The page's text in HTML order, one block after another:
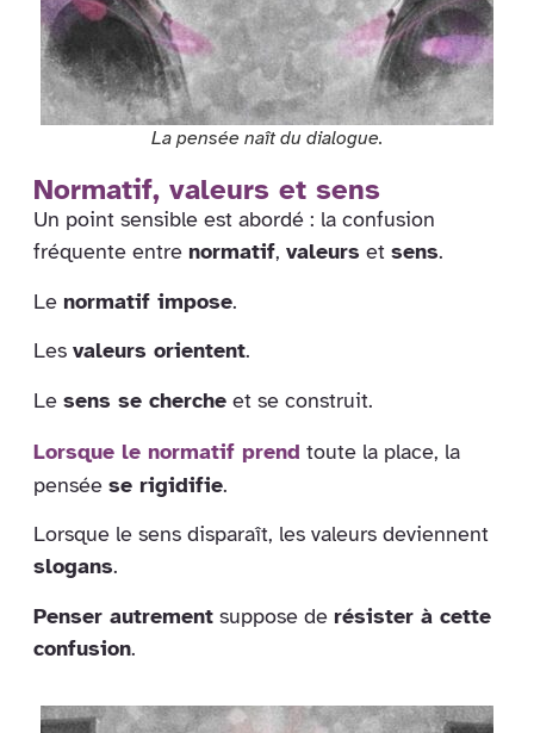
La pensée naît du dialogue.
Normatif, valeurs et sens
Un point sensible est abordé : la confusion
fréquente entre normatif, valeurs et sens.
Le normatif impose.
Les valeurs orientent.
Le sens se cherche et se construit.
Lorsque le normatif prend toute la place, la
pensée se rigidifie.
Lorsque le sens disparaît, les valeurs deviennent
slogans.
Penser autrement suppose de résister à cette
confusion.